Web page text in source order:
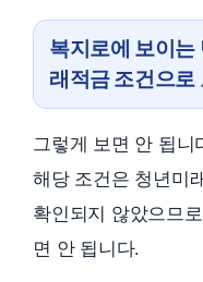
복지로에 보이는
래적금 조건으로
그렇게 보면 안 됩니
해당 조건은 청년미
확인되지 않았으므
면 안 됩니다.